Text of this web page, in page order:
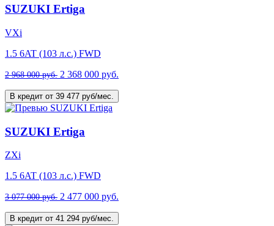
SUZUKI Ertiga
VXi
1.5 6AT (103 л.с.) FWD
2 968 000 руб. 2 368 000 руб.
В кредит от 39 477 руб/мес.
SUZUKI Ertiga
ZXi
1.5 6AT (103 л.с.) FWD
3 077 000 руб. 2 477 000 руб.
В кредит от 41 294 руб/мес.